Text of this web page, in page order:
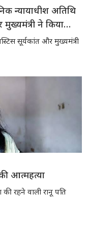
न्यायाधीश अतिथि
ने किया
सूर्यकांत और मुख्यमंत्री
आत्महत्या
रहने वाली रानू पति